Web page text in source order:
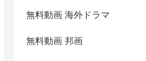
無料動画 海外ドラマ
無料動画 邦画